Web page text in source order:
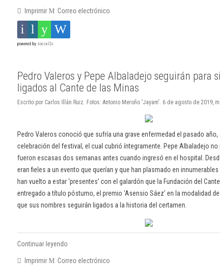
Imprimir Correo electrónico
powered by social2s
Pedro Valeros y Pepe Albaladejo seguirán para
ligados al Cante de las Minas
Escrito por Carlos Illán Ruiz. Fotos: Antonio Meroño 'Jayam'. 6 de agosto de 2019,
Pedro Valeros conoció que sufría una grave enfermedad el pasado año,
celebración del festival, el cual cubrió íntegramente. Pepe Albaladejo
fueron escasas dos semanas antes cuando ingresó en el hospital.
eran fieles a un evento que querían y que han plasmado en
han vuelto a estar ‘presentes’ con el galardón que la Fundación del
entregado a título póstumo, el premio ‘Asensio Sáez’ en la modalidad
que sus nombres seguirán ligados a la historia del certamen.
Continuar leyendo
Imprimir Correo electrónico